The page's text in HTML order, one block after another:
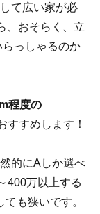
て広い家が必
、おそらく、立
っしゃるのか
程度の
すすめします！
的にAしか選べ
400万以上する
も狭いです。